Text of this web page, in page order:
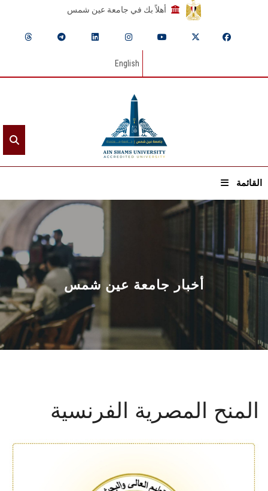
أهلاً بك في جامعة عين شمس
English
القائمة
الرئيسيـة
عن الجامعة
القطاعـات
الشئون الأكاديمية
البحث العلمي
المراكز والوحدات
الأنظمة الذكية
الإعلام
أخبار جامعة عين شمس
المنح المصرية الفرنسية